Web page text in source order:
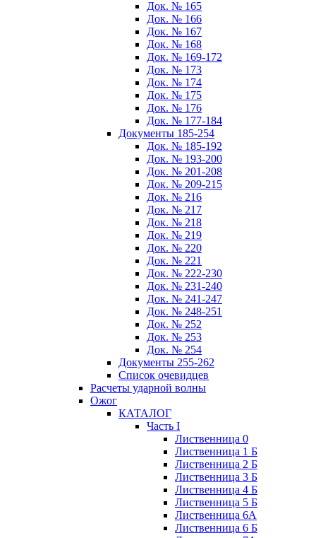
Док. № 165
Док. № 166
Док. № 167
Док. № 168
Док. № 169-172
Док. № 173
Док. № 174
Док. № 175
Док. № 176
Док. № 177-184
Документы 185-254
Док. № 185-192
Док. № 193-200
Док. № 201-208
Док. № 209-215
Док. № 216
Док. № 217
Док. № 218
Док. № 219
Док. № 220
Док. № 221
Док. № 222-230
Док. № 231-240
Док. № 241-247
Док. № 248-251
Док. № 252
Док. № 253
Док. № 254
Документы 255-262
Список очевидцев
Расчеты ударной волны
Ожог
КАТАЛОГ
Часть I
Лиственница 0
Лиственница 1 Б
Лиственница 2 Б
Лиственница 3 Б
Лиственница 4 Б
Лиственница 5 Б
Лиственница 6А
Лиственница 6 Б